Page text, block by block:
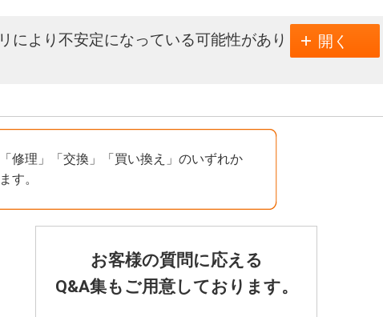
開く
により不安定になっている可能性があり
修理」「交換」「買い換え」のいずれか
す。
お客様の質問に応える
Q&A集もご用意しております。